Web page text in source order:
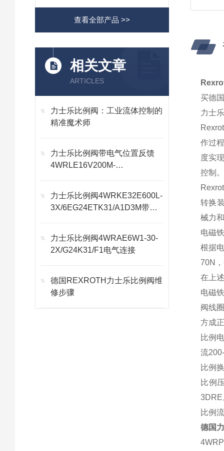
查看全部产品 >>
相关文章
ARTICLES
力士乐比例阀：工业流体控制的
精准魔术师
力士乐比例阀带电气位置反馈
4WRLE16V200M-
力士乐比例阀4WRKE32E600L-
3X/6EG24ETK31/A1D3M带电
力士乐比例阀4WRAE6W1-30-
2X/G24K31/F1电气连接
德国REXROTH力士乐比例阀维
修步骤
买德
力士
作过
度实
控制
转换
械力
电磁
根据
70N
在上
电磁
阀线
方成
比例
流
比例
比例
3DRE
比例
德国